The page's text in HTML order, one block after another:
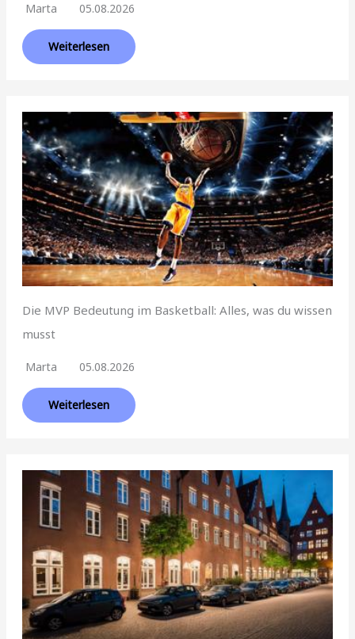
Marta 05.08.2026
Weiterlesen
Die MVP Bedeutung im Basketball: Alles, was du wissen
musst
Marta 05.08.2026
Weiterlesen